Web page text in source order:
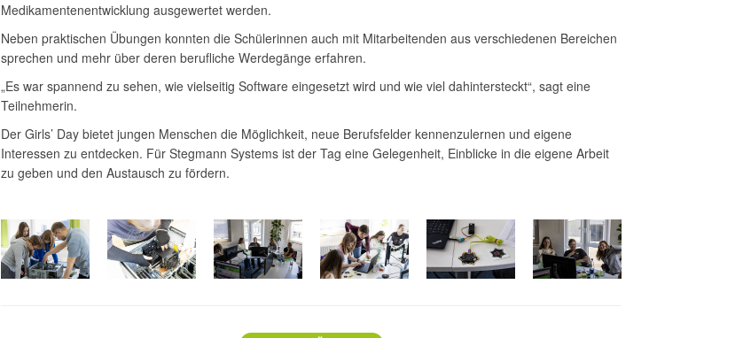
Medikamentenentwicklung ausgewertet werden.
Neben praktischen Übungen konnten die Schülerinnen auch mit Mitarbeitenden aus verschiedenen Bereichen
sprechen und mehr über deren berufliche Werdegänge erfahren.
„Es war spannend zu sehen, wie vielseitig Software eingesetzt wird und wie viel dahintersteckt“, sagt eine
Teilnehmerin.
Der Girls’ Day bietet jungen Menschen die Möglichkeit, neue Berufsfelder kennenzulernen und eigene
Interessen zu entdecken. Für Stegmann Systems ist der Tag eine Gelegenheit, Einblicke in die eigene Arbeit
zu geben und den Austausch zu fördern.